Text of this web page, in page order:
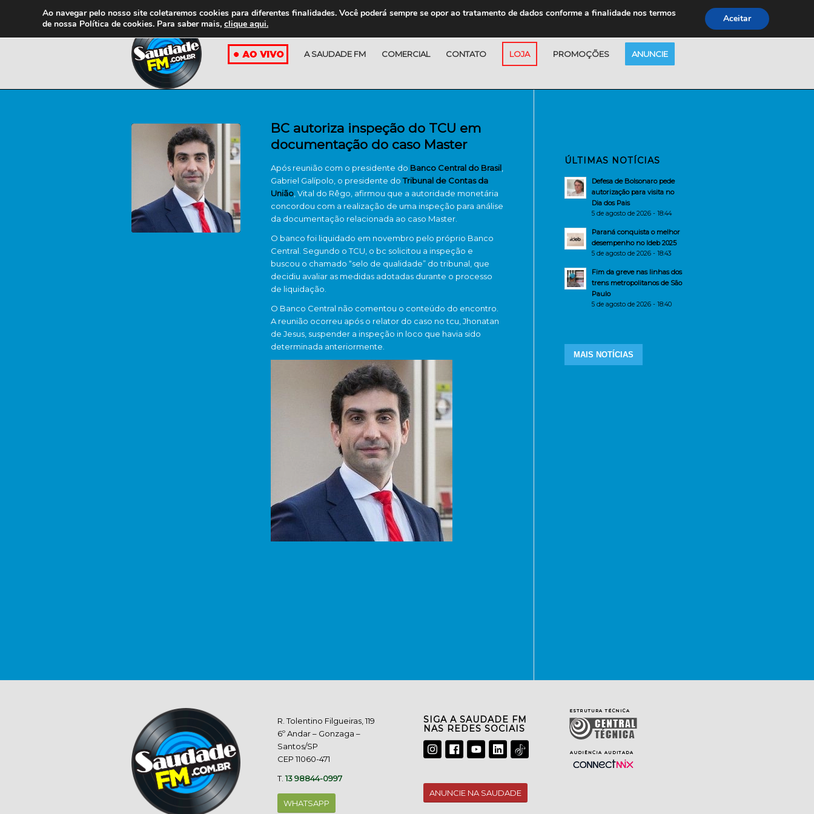
A SAUDADE FM COMERCIAL CONTATO LOJA PROMOÇÕES ANUNCIE
BC autoriza inspeção do TCU em
documentação do caso Master
Após reunião com o presidente do Banco Central do Brasil
Gabriel Galípolo, o presidente doTribunal de Contas da
União , Vital do Rêgo, afirmou que a autoridade monetária
concordou com a realização de uma inspeção para análise
da documentação relacionada ao caso Master.
O banco foi liquidado em novembro pelo próprio Banco
Central. Segundo o TCU, o bc solicitou a inspeção e
buscou o chamado “selo de qualidade” do tribunal, que
decidiu avaliar as medidas adotadas durante o processo
de liquidação.
O Banco Central não comentou o conteúdo do encontro.
A reunião ocorreu após o relator do caso no tcu, Jhonatan
de Jesus, suspender a inspeção in loco que havia sido
determinada anteriormente.
ÚLTIMAS NOTÍCIAS
Defesa de Bolsonaro pede
autorização para visita no
Dia dos Pais
5 de agosto de 2026 - 18:44
Paraná conquista o melhor
desempenho no Ideb 2025
5 de agosto de 2026 - 18:43
Fim da greve nas linhas dos
trens metropolitanos de São
Paulo
5 de agosto de 2026 - 18:40
MAIS NOTÍCIAS
R. Tolentino Filgueiras, 119
6º Andar – Gonzaga –
Santos/SP
CEP 11060-471
T.13 98844-0997
WHATSAPP
SIGA A SAUDADE FM
NAS REDES SOCIAIS
ANUNCIE NA SAUDADE
Ao navegar pelo nosso site coletaremos cookies para diferentes finalidades. Você poderá sempre se opor ao tratamento de dados conforme a finalidade nos termos
de nossa Política de cookies. Para saber mais, clique aqui. Aceitar